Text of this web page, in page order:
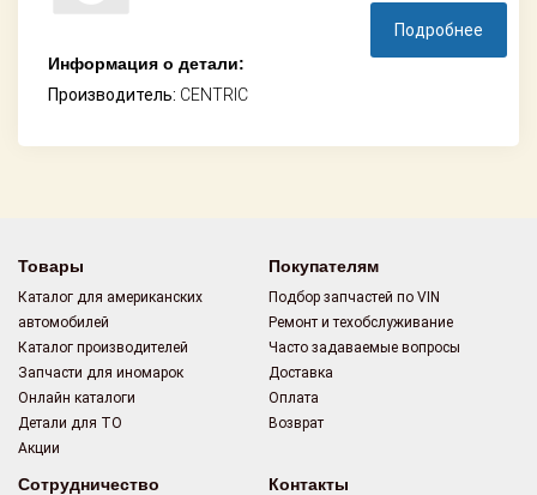
Информация о детали:
Производитель: CENTRIC
Подробнее
Товары
Каталог для американских
автомобилей
Каталог производителей
Запчасти для иномарок
Онлайн каталоги
Детали для ТО
Акции
Покупателям
Подбор запчастей по VIN
Ремонт и техобслуживание
Часто задаваемые вопросы
Доставка
Оплата
Возврат
Сотрудничество Контакты